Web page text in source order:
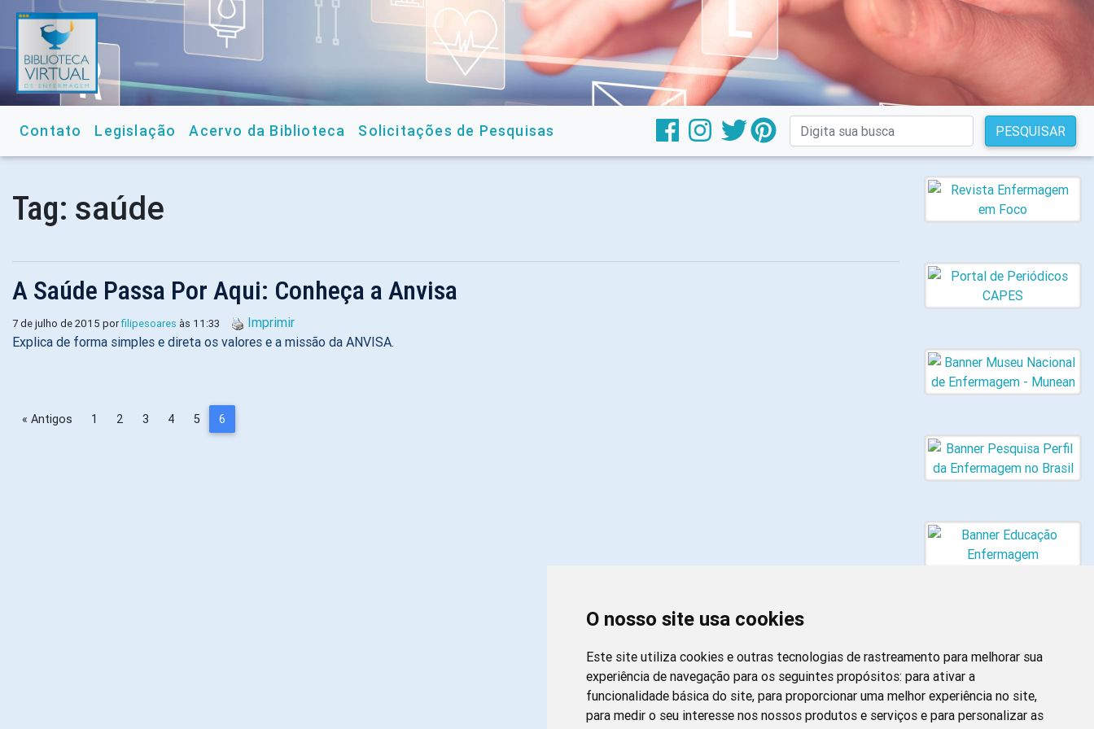
O nosso site usa cookies
Este site utiliza cookies e outras tecnologias de rastreamento para melhorar sua
experiência de navegação para os seguintes propósitos: para ativar a
funcionalidade básica do site, para proporcionar uma melhor experiência no site,
para medir o seu interesse nos nossos produtos e serviços e para personalizar as
Contato Legislação Acervo da Biblioteca Solicitações de Pesquisas PESQUISAR
Tag: saúde
A Saúde Passa Por Aqui: Conheça a Anvisa
7 de julho de 2015 porfilipesoares às 11:33
Imprimir
Explica de forma simples e direta os valores e a missão da ANVISA.
« Antigos 1 2 3 4 5 6
Newsletter da